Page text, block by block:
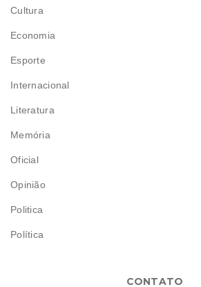
Cultura
Economia
Esporte
Internacional
Literatura
Memória
Oficial
Opinião
Politica
Política
CONTATO